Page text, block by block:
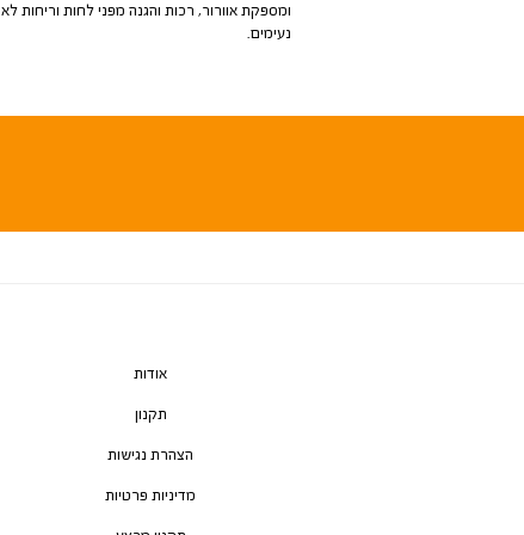
ומספקת אוורור, רכות והגנה מפני לחות וריחות לא
נעימים.
אודות
תקנון
הצהרת נגישות
מדיניות פרטיות